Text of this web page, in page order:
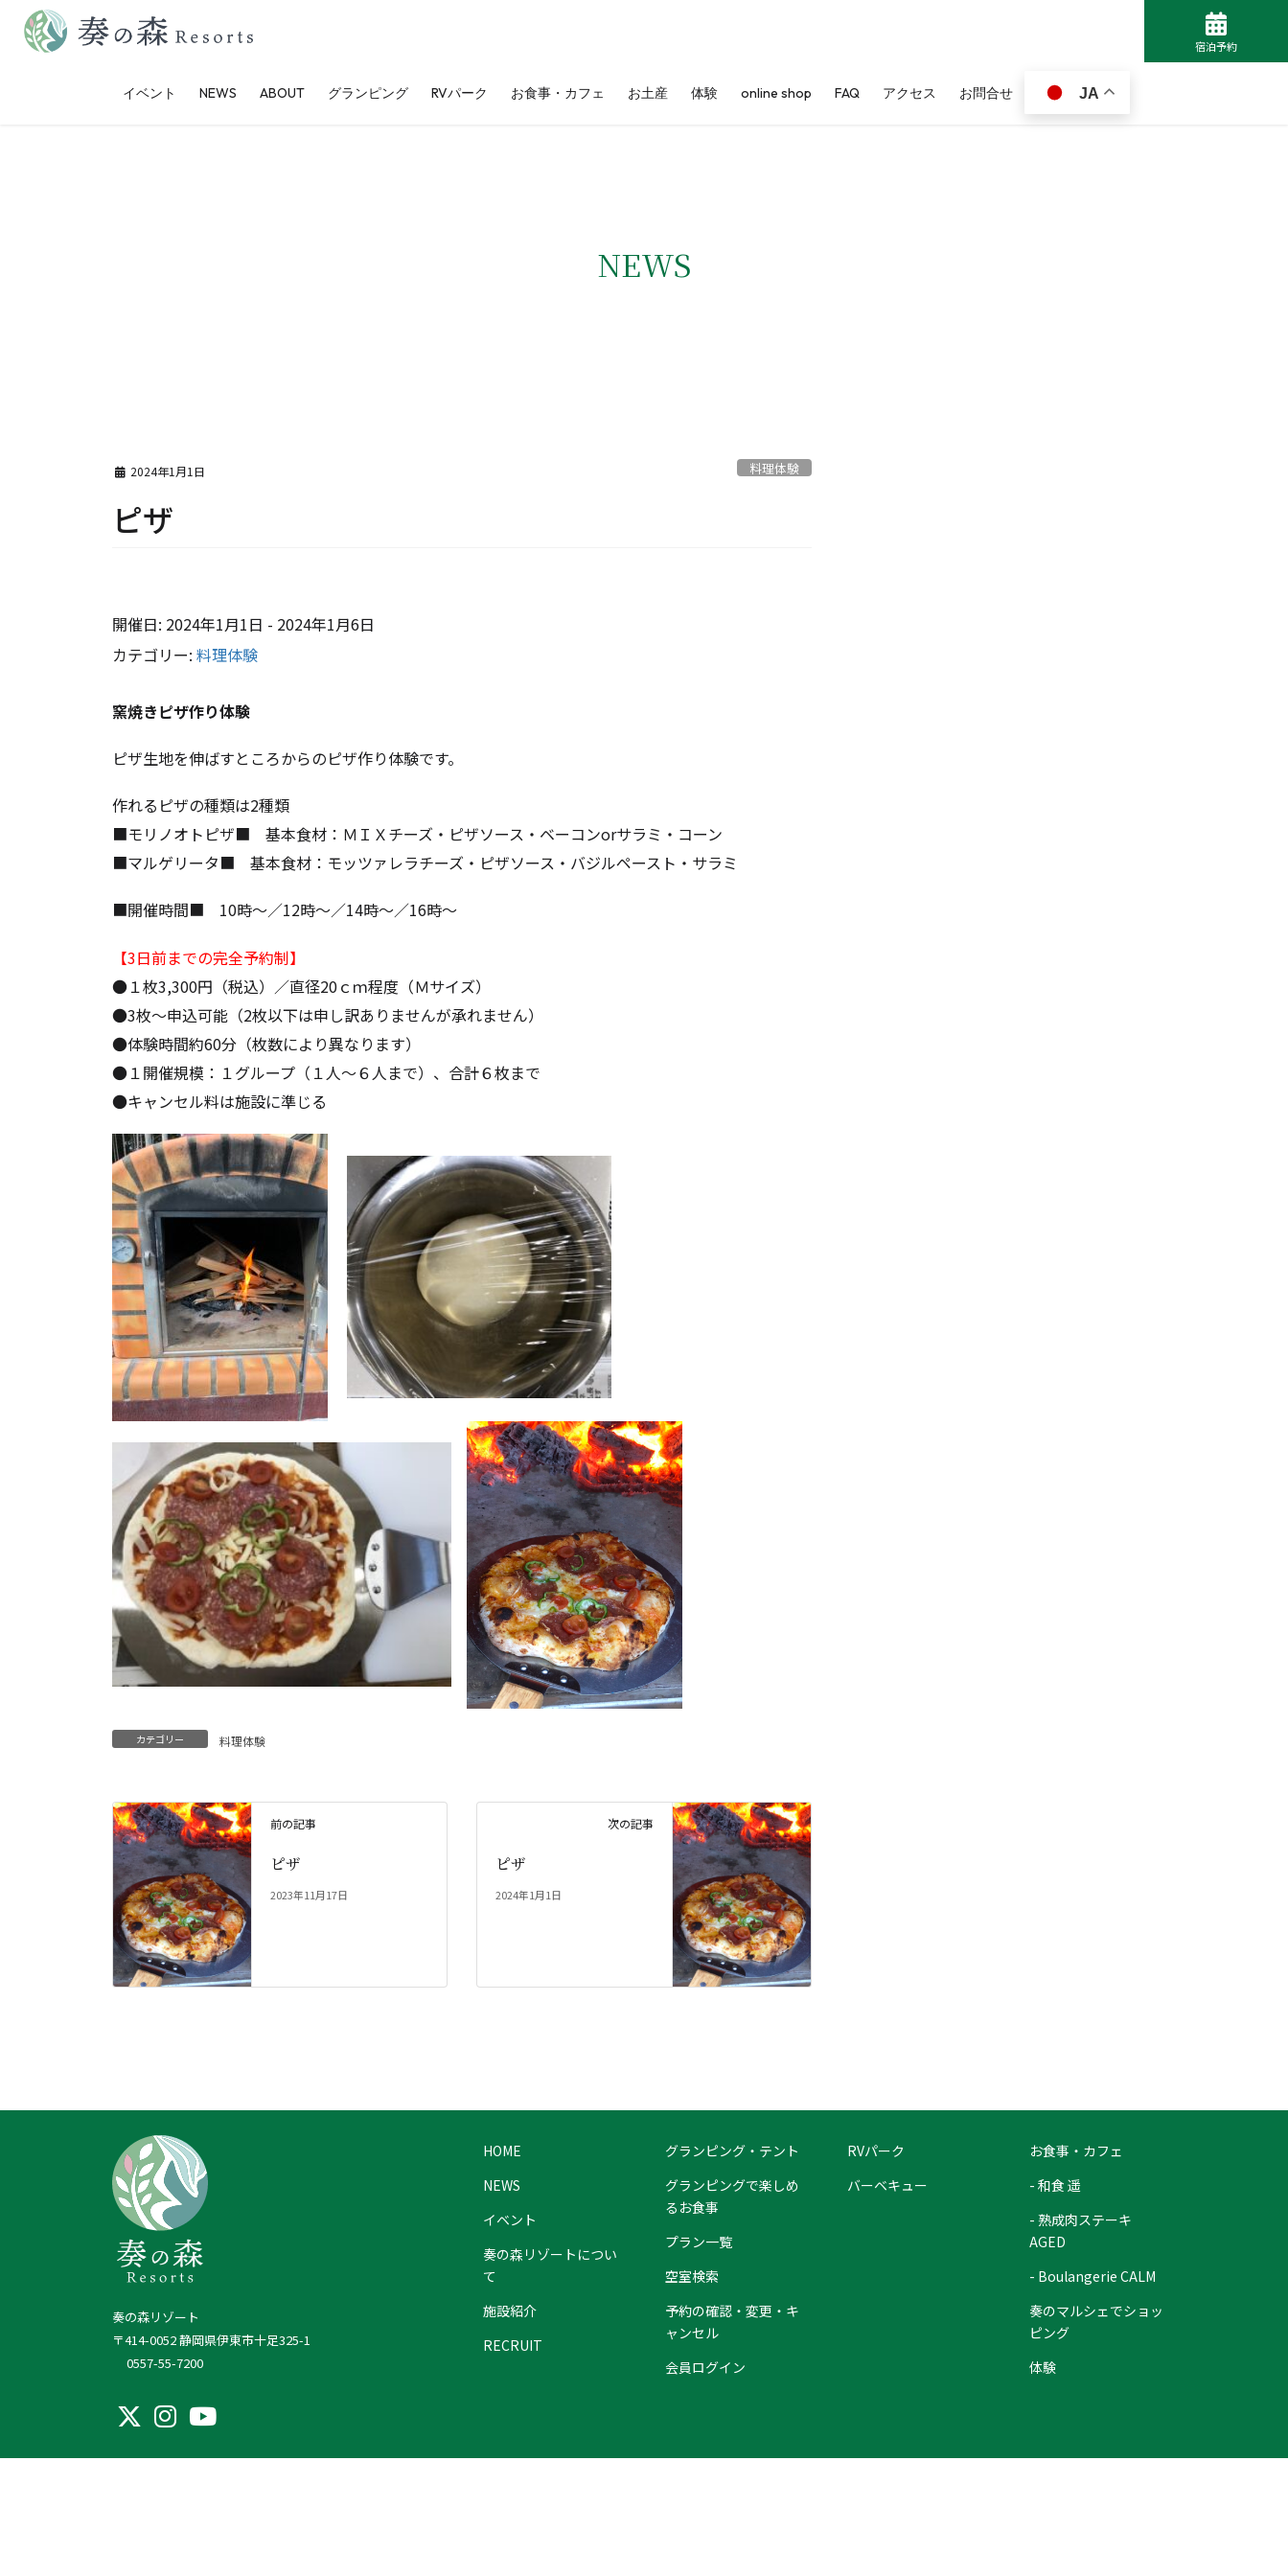
宿泊予約
>
イベント NEWS ABOUT グランピング RVパーク お食事・カフェ お土産 体験 online shop FAQ アクセス お問合せ JA
NEWS
2024年1月1日 料理体験
ピザ
開催日: 2024年1月1日 - 2024年1月6日
カテゴリー: 料理体験
窯焼きピザ作り体験
ピザ生地を伸ばすところからのピザ作り体験です。
作れるピザの種類は2種類
■モリノオトピザ■ 基本食材：ＭＩＸチーズ・ピザソース・ベーコンorサラミ・コーン
■マルゲリータ■ 基本食材：モッツァレラチーズ・ピザソース・バジルペースト・サラミ
■開催時間■ 10時～／12時～／14時～／16時～
【3日前までの完全予約制】
●１枚3,300円（税込）／直径20ｃｍ程度（Ｍサイズ）
●3枚～申込可能（2枚以下は申し訳ありませんが承れません）
●体験時間約60分（枚数により異なります）
●１開催規模：１グループ（１人～６人まで）、合計６枚まで
●キャンセル料は施設に準じる
カテゴリー 料理体験
前の記事
ピザ
2023年11月17日
次の記事
ピザ
2024年1月1日
奏の森リゾート
〒414-0052 静岡県伊東市十足325-1
0557-55-7200
HOME
NEWS
イベント
奏の森リゾートについ
て
施設紹介
RECRUIT
グランピング・テント
グランピングで楽しめ
るお食事
プラン一覧
空室検索
予約の確認・変更・キ
ャンセル
会員ログイン
RVパーク
バーベキュー
お食事・カフェ
- 和食 遥
- 熟成肉ステーキ
AGED
- Boulangerie CALM
奏のマルシェでショッ
ピング
体験